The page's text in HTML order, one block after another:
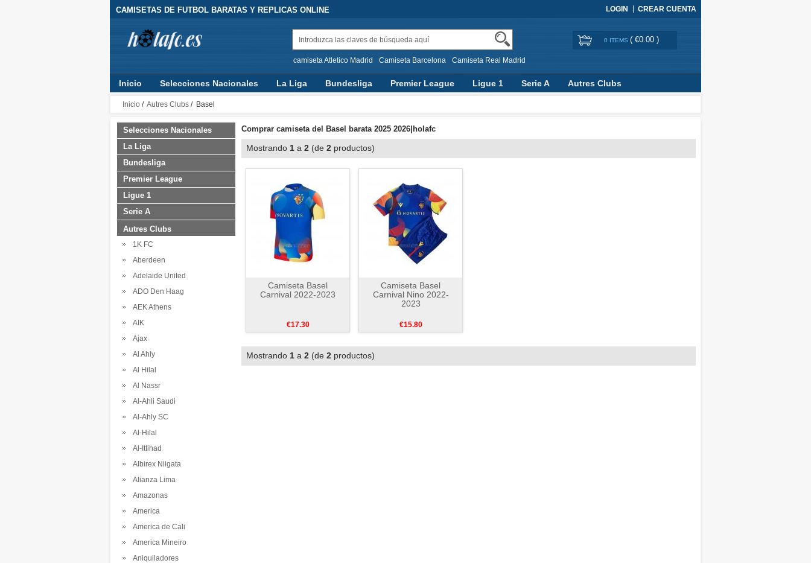
CAMISETAS DE FUTBOL BARATAS Y REPLICAS ONLINE LOGIN CREAR CUENTA
camiseta Atletico Madrid Camiseta Barcelona Camiseta Real Madrid
0 ITEMS ( €0.00 )
Inicio Selecciones Nacionales La Liga Bundesliga Premier League Ligue 1 Serie A Autres Clubs
Inicio / Autres Clubs / Basel
Selecciones Nacionales
La Liga
Bundesliga
Premier League
Ligue 1
Serie A
Autres Clubs
1K FC
Aberdeen
Adelaide United
ADO Den Haag
AEK Athens
AIK
Ajax
Al Ahly
Al Hilal
Al Nassr
Al-Ahli Saudi
Al-Ahly SC
Al-Hilal
Al-Ittihad
Albirex Niigata
Alianza Lima
Amazonas
America
America de Cali
America Mineiro
Aniquiladores
Comprar camiseta del Basel barata 2025 2026|holafc
Mostrando 1 a 2 (de 2 productos)
Camiseta Basel
Carnival 2022-2023
€17.30
Camiseta Basel
Carnival Nino 2022-
2023
€15.80
Mostrando 1 a 2 (de 2 productos)